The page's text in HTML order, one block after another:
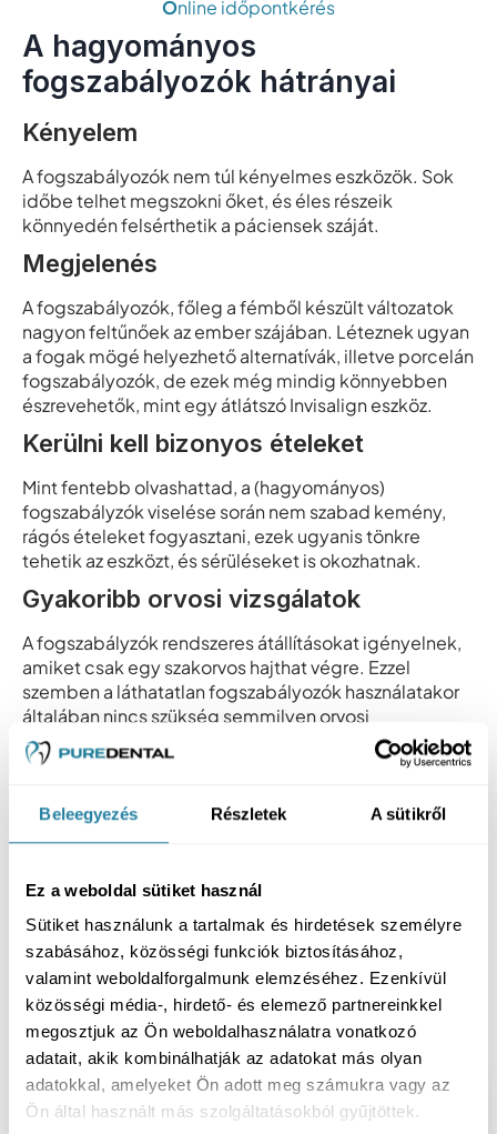
Beleegyezés Részletek A sütikről
Ez a weboldal sütiket használ
Sütiket használunk a tartalmak és hirdetések személyre
szabásához, közösségi funkciók biztosításához,
valamint weboldalforgalmunk elemzéséhez. Ezenkívül
közösségi média-, hirdető- és elemező partnereinkkel
megosztjuk az Ön weboldalhasználatra vonatkozó
adatait, akik kombinálhatják az adatokat más olyan
adatokkal, amelyeket Ön adott meg számukra vagy az
Ön által használt más szolgáltatásokból gyűjtöttek.
Online időpontkérés
A hagyományos
fogszabályozók hátrányai
Kényelem
A fogszabályozók nem túl kényelmes eszközök. Sok
időbe telhet megszokni őket, és éles részeik
könnyedén felsérthetik a páciensek száját.
Megjelenés
A fogszabályozók, főleg a fémből készült változatok
nagyon feltűnőek az ember szájában. Léteznek ugyan
a fogak mögé helyezhető alternatívák, illetve porcelán
fogszabályozók, de ezek még mindig könnyebben
észrevehetők, mint egy átlátszó Invisalign eszköz.
Kerülni kell bizonyos ételeket
Mint fentebb olvashattad, a (hagyományos)
fogszabályzók viselése során nem szabad kemény,
rágós ételeket fogyasztani, ezek ugyanis tönkre
tehetik az eszközt, és sérüléseket is okozhatnak.
Gyakoribb orvosi vizsgálatok
A fogszabályzók rendszeres átállításokat igényelnek,
amiket csak egy szakorvos hajthat végre. Ezzel
szemben a láthatatlan fogszabályozók használatakor
általában nincs szükség semmilyen orvosi
beavatkozásra.
Mivel a fém és más hagyományos fogszabályozókat
átlagosan két évig kell viselni, levételük után a
fogápolási technikákkal és a kezelést követő
fogfehérítéssellehet ellensúlyozni.
Kérjen időpontot!
További fogászati tudnivalók és
érdekességek